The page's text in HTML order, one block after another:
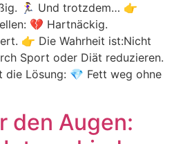
🏃‍♀️ Und trotzdem… 👉
💔 Hartnäckig.
👉 Die Wahrheit ist:Nicht
Sport oder Diät reduzieren.
die Lösung: 💎 Fett weg ohne
den Augen: